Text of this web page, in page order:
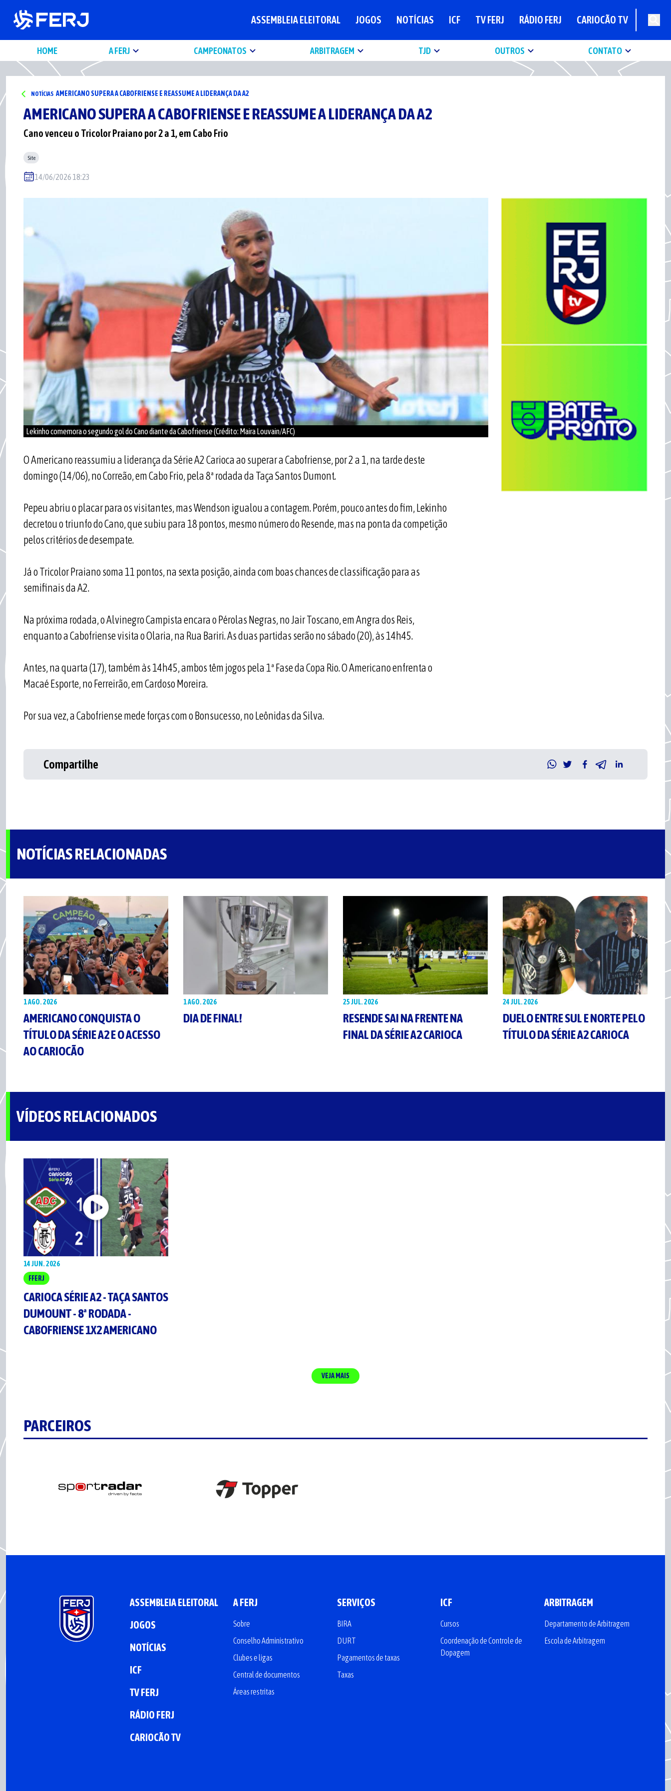
ASSEMBLEIA ELEITORAL JOGOS NOTÍCIAS ICF TV FERJ RÁDIO FERJ CARIOCÃO TV
HOME A FERJ CAMPEONATOS ARBITRAGEM TJD OUTROS CONTATO
NOTÍCIAS AMERICANO SUPERA A CABOFRIENSE E REASSUME A LIDERANÇA DA A2
AMERICANO SUPERA A CABOFRIENSE E REASSUME A LIDERANÇA DA A2
Cano venceu o Tricolor Praiano por 2 a 1, em Cabo Frio
Site
14/06/2026 18:23
Lekinho comemora o segundo gol do Cano diante da Cabofriense (Crédito: Maira Louvain/AFC)
O Americano reassumiu a liderança da Série A2 Carioca ao superar a Cabofriense, por 2 a 1, na tarde deste
domingo (14/06), no Correão, em Cabo Frio, pela 8ª rodada da Taça Santos Dumont.
Pepeu abriu o placar para os visitantes, mas Wendson igualou a contagem. Porém, pouco antes do fim, Lekinho
decretou o triunfo do Cano, que subiu para 18 pontos, mesmo número do Resende, mas na ponta da competição
pelos critérios de desempate.
Já o Tricolor Praiano soma 11 pontos, na sexta posição, ainda com boas chances de classificação para as
semifinais da A2.
Na próxima rodada, o Alvinegro Campista encara o Pérolas Negras, no Jair Toscano, em Angra dos Reis,
enquanto a Cabofriense visita o Olaria, na Rua Bariri. As duas partidas serão no sábado (20), às 14h45.
Antes, na quarta (17), também às 14h45, ambos têm jogos pela 1ª Fase da Copa Rio. O Americano enfrenta o
Macaé Esporte, no Ferreirão, em Cardoso Moreira.
Por sua vez, a Cabofriense mede forças com o Bonsucesso, no Leônidas da Silva.
Compartilhe
NOTÍCIAS RELACIONADAS
1 AGO. 2026
AMERICANO CONQUISTA O
TÍTULO DA SÉRIE A2 E O ACESSO
AO CARIOCÃO
1 AGO. 2026
DIA DE FINAL!
25 JUL. 2026
RESENDE SAI NA FRENTE NA
FINAL DA SÉRIE A2 CARIOCA
24 JUL. 2026
DUELO ENTRE SUL E NORTE PELO
TÍTULO DA SÉRIE A2 CARIOCA
VÍDEOS RELACIONADOS
14 JUN. 2026
FFERJ
CARIOCA SÉRIE A2 - TAÇA SANTOS
DUMOUNT - 8ª RODADA -
CABOFRIENSE 1X2 AMERICANO
VEJA MAIS
PARCEIROS
ASSEMBLEIA ELEITORAL
JOGOS
NOTÍCIAS
ICF
TV FERJ
RÁDIO FERJ
CARIOCÃO TV
A FERJ
Sobre
Conselho Administrativo
Clubes e ligas
Central de documentos
Áreas restritas
SERVIÇOS
BIRA
DURT
Pagamentos de taxas
Taxas
ICF
Cursos
Coordenação de Controle de
Dopagem
ARBITRAGEM
Departamento de Arbitragem
Escola de Arbitragem